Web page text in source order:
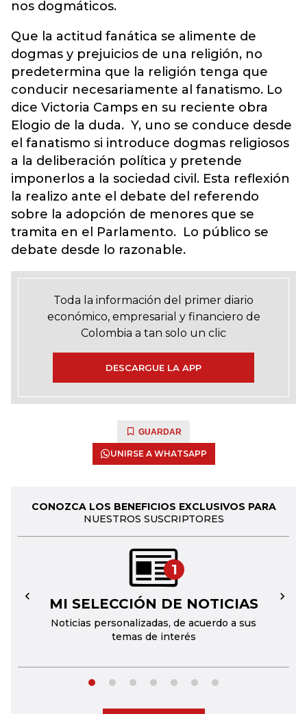
nos dogmáticos.
Que la actitud fanática se alimente de
dogmas y prejuicios de una religión, no
predetermina que la religión tenga que
conducir necesariamente al fanatismo. Lo
dice Victoria Camps en su reciente obra
Elogio de la duda. Y, uno se conduce desde
el fanatismo si introduce dogmas religiosos
a la deliberación política y pretende
imponerlos a la sociedad civil. Esta reflexión
la realizo ante el debate del referendo
sobre la adopción de menores que se
tramita en el Parlamento. Lo público se
debate desde lo razonable.
Toda la información del primer diario
económico, empresarial y financiero de
Colombia a tan solo un clic
DESCARGUE LA APP
GUARDAR
UNIRSE A WHATSAPP
CONOZCA LOS BENEFICIOS EXCLUSIVOS PARA
NUESTROS SUSCRIPTORES
1
MI SELECCIÓN DE NOTICIAS
Noticias personalizadas, de acuerdo a sus
temas de interés
← →